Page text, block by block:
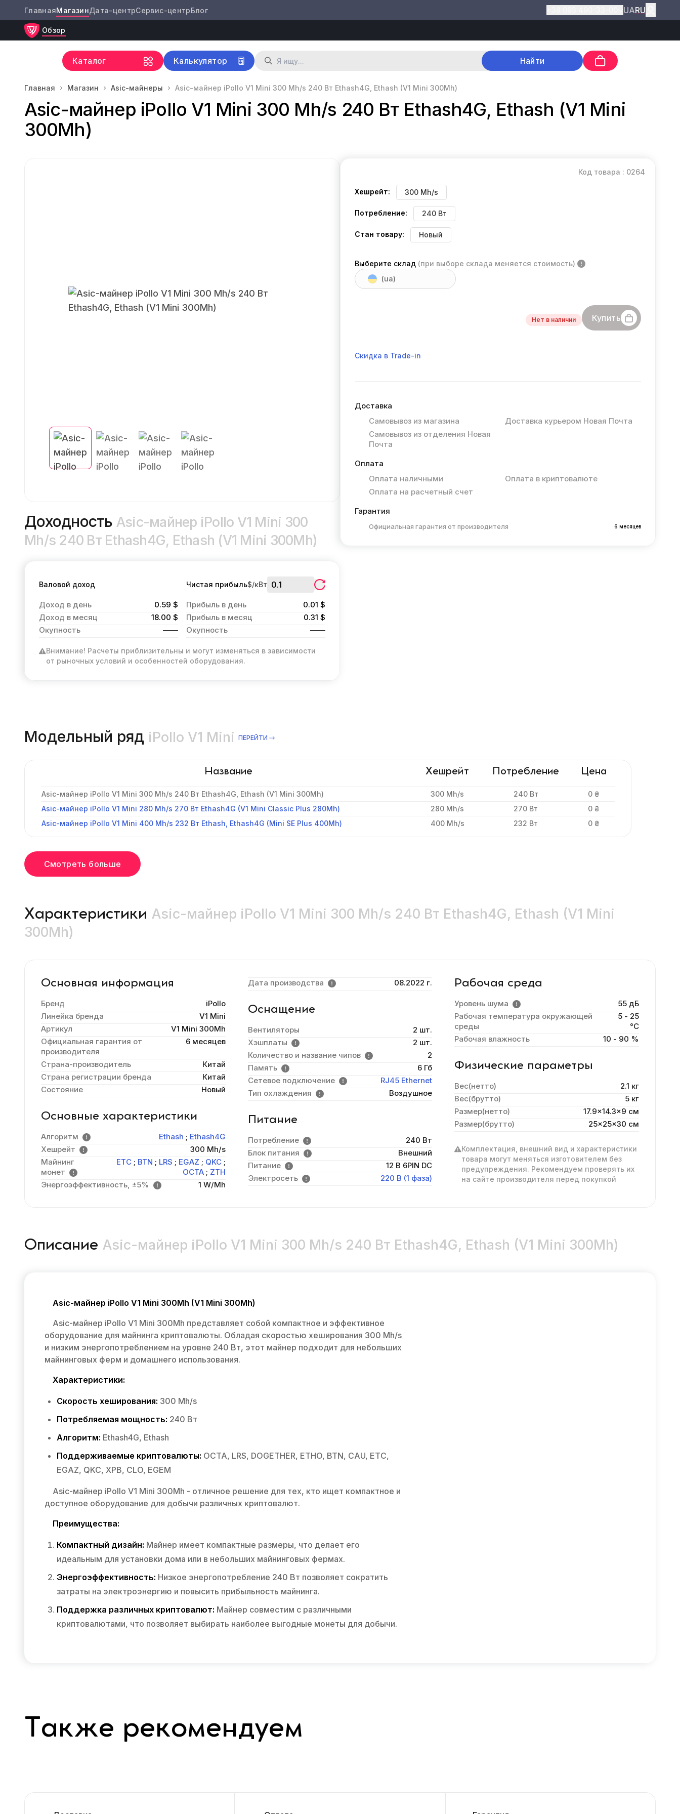
ГлавнаяМагазинДата-центрСервис-центрБлог UARU
Обзор
Каталог Калькулятор Найти
Главная Магазин Asic-майнеры Asic-майнер iPollo V1 Mini 300 Mh/s 240 Вт Ethash4G, Ethash (V1 Mini 300Mh)
Asic-майнер iPollo V1 Mini 300 Mh/s 240 Вт Ethash4G, Ethash (V1 Mini
300Mh)
Доходность Asic-майнер iPollo V1 Mini 300
Mh/s 240 Вт Ethash4G, Ethash (V1 Mini 300Mh)
Валовой доход
Доход в день
0.59 $
Доход в месяц
18.00 $
Окупность
Чистая прибыль$/кВт
Прибыль в день
0.01 $
Прибыль в месяц
0.31 $
Окупность
Внимание! Расчеты приблизительны и могут изменяться в зависимости
от рыночных условий и особенностей оборудования.
Код товара : 0264
Хешрейт: 300 Mh/s
Потребление: 240 Вт
Стан товару: Новый
Выберите склад (при выборе склада меняется стоимость)
(ua)
Скидка в Trade-in
Нет в наличии Купить
Доставка
Самовывоз из магазина
Доставка курьером Новая Почта
Самовывоз из отделения Новая
Почта
Оплата
Оплата наличными
Оплата в криптовалюте
Оплата на расчетный счет
Гарантия
Официальная гарантия от производителя 6 месяцев
Модельный ряд iPollo V1 Mini ПЕРЕЙТИ
Название Хешрейт Потребление Цена
Asic-майнер iPollo V1 Mini 300 Mh/s 240 Вт Ethash4G, Ethash (V1 Mini 300Mh) 300 Mh/s 240 Вт
0 ₴
Asic-майнер iPollo V1 Mini 280 Mh/s 270 Вт Ethash4G (V1 Mini Classic Plus 280Mh)
280 Mh/s 270 Вт
0 ₴
Asic-майнер iPollo V1 Mini 400 Mh/s 232 Вт Ethash, Ethash4G (Mini SE Plus 400Mh)
400 Mh/s 232 Вт 0 ₴
Смотреть больше
Характеристики Asic-майнер iPollo V1 Mini 300 Mh/s 240 Вт Ethash4G, Ethash (V1 Mini
300Mh)
Основная информация
Бренд
iPollo
Линейка бренда
V1 Mini
Артикул
V1 Mini 300Mh
Официальная гарантия от
производителя
6 месяцев
Страна-производитель
Китай
Страна регистрации бренда
Китай
Состояние
Новый
Основные характеристики
Алгоритм Ethash ; Ethash4G
Хешрейт
300 Mh/s
Майнинг
монет
ETC ; BTN ; LRS ; EGAZ ; QKC ;
OCTA ; ZTH
Энергоэффективность, ±5%
1 W/Mh
Дата производства 08.2022 г.
Оснащение
Вентиляторы
2 шт.
Хэшплаты
2 шт.
Количество и название чипов
2
Память
6 Гб
Сетевое подключение
RJ45 Ethernet
Тип охлаждения
Воздушное
Питание
Потребление
240 Вт
Блок питания
Внешний
Питание
12 В 6PIN DC
Электросеть
220 В (1 фаза)
Рабочая среда
Уровень шума
55 дБ
Рабочая температура окружающей
среды
5 - 25
°C
Рабочая влажность
10 - 90 %
Физические параметры
Вес(нетто)
2.1 кг
Вес(брутто)
5 кг
Размер(нетто)
17.9x14.3x9 cм
Размер(брутто)
25x25x30 см
Комплектация, внешний вид и характеристики
товара могут меняться изготовителем без
предупреждения. Рекомендуем проверять их
на сайте производителя перед покупкой
Описание Asic-майнер iPollo V1 Mini 300 Mh/s 240 Вт Ethash4G, Ethash (V1 Mini 300Mh)
Asic-майнер iPollo V1 Mini 300Mh (V1 Mini 300Mh)
Asic-майнер iPollo V1 Mini 300Mh представляет собой компактное и эффективное
оборудование для майнинга криптовалюты. Обладая скоростью хеширования 300 Mh/s
и низким энергопотреблением на уровне 240 Вт, этот майнер подходит для небольших
майнинговых ферм и домашнего использования.
Характеристики:
Скорость хеширования: 300 Mh/s
Потребляемая мощность: 240 Вт
Алгоритм: Ethash4G, Ethash
Поддерживаемые криптовалюты: OCTA, LRS, DOGETHER, ETHO, BTN, CAU, ETC,
EGAZ, QKC, XPB, CLO, EGEM
Asic-майнер iPollo V1 Mini 300Mh - отличное решение для тех, кто ищет компактное и
доступное оборудование для добычи различных криптовалют.
Преимущества:
Компактный дизайн: Майнер имеет компактные размеры, что делает его
идеальным для установки дома или в небольших майнинговых фермах.
Энергоэффективность: Низкое энергопотребление 240 Вт позволяет сократить
затраты на электроэнергию и повысить прибыльность майнинга.
Поддержка различных криптовалют: Майнер совместим с различными
криптовалютами, что позволяет выбирать наиболее выгодные монеты для добычи.
Также рекомендуем